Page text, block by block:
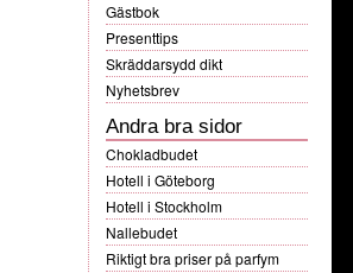
Gästbok
Presenttips
Skräddarsydd dikt
Nyhetsbrev
Andra bra sidor
Chokladbudet
Hotell i Göteborg
Hotell i Stockholm
Nallebudet
Riktigt bra priser på parfym